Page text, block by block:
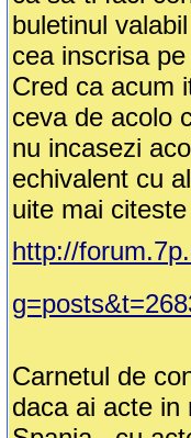
buletinul
cea inscrisa
Cred ca acum
ceva de acolo
nu incasezi
echivalent cu
uite mai
http://
Carnetul de
daca ai acte in